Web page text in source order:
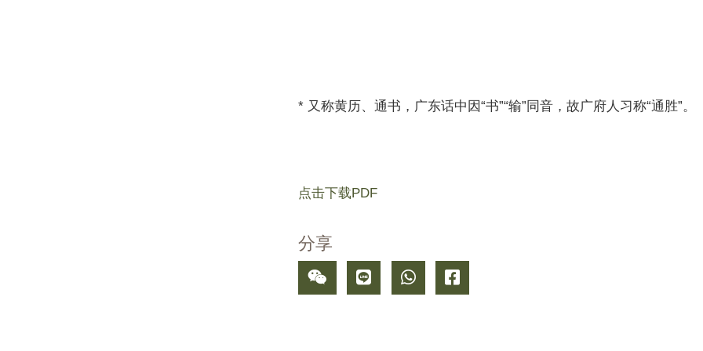
* 又称黄历、通书，广东话中因“书”“输”同音，故广府人习称“通胜”。
点击下载PDF
分享